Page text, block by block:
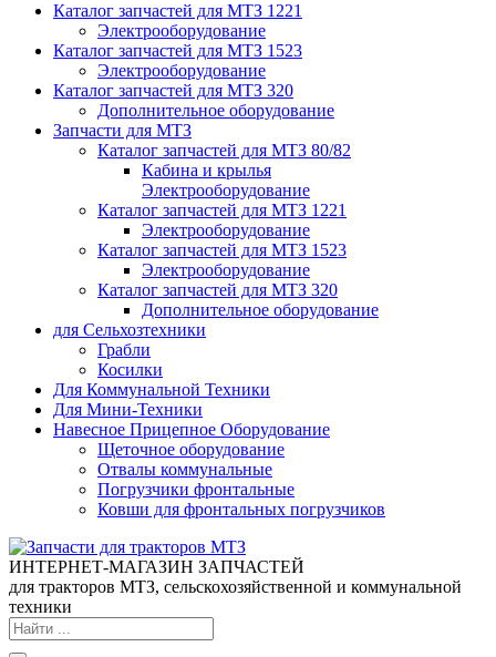
Каталог запчастей для МТЗ 1221
Электрооборудование
Каталог запчастей для МТЗ 1523
Электрооборудование
Каталог запчастей для МТЗ 320
Дополнительное оборудование
Запчасти для МТЗ
Каталог запчастей для МТЗ 80/82
Кабина и крылья
Электрооборудование
Каталог запчастей для МТЗ 1221
Электрооборудование
Каталог запчастей для МТЗ 1523
Электрооборудование
Каталог запчастей для МТЗ 320
Дополнительное оборудование
для Сельхозтехники
Грабли
Косилки
Для Коммунальной Техники
Для Мини-Техники
Навесное Прицепное Оборудование
Щеточное оборудование
Отвалы коммунальные
Погрузчики фронтальные
Ковши для фронтальных погрузчиков
ИНТЕРНЕТ-МАГАЗИН ЗАПЧАСТЕЙ
для тракторов МТЗ, сельскохозяйственной и коммунальной
техники